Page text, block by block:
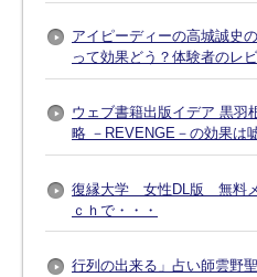
アイピーディーの高城誠史
って効果どう？体験者のレ
ウェブ書籍出版イデア 黒
略 －REVENGE－の効果は
復縁大学 女性DL版 無料メ
ｃｈで・・・
行列の出来る」占い師雲野